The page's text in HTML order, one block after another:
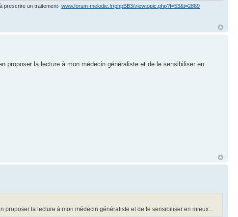
prescrire un traitement-www.forum-melodie.fr/phpBB3/viewtopic.php?f=53&t=2869
proposer la lecture à mon médecin généraliste et de le sensibiliser en
la lecture à mon médecin généraliste et de le sensibiliser en mieux...